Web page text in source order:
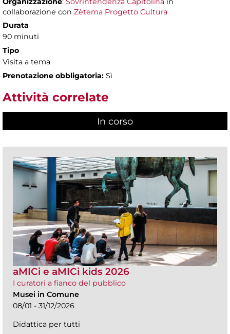
collaborazione con Zètema Progetto Cultura
Durata
90 minuti
Tipo
Visita a tema
Prenotazione obbligatoria: Sì
Attività correlate
In corso
aMICi e aMICi kids 2026
I curatori a fianco del pubblico
Musei in Comune
08/01 - 31/12/2026
Didattica per tutti